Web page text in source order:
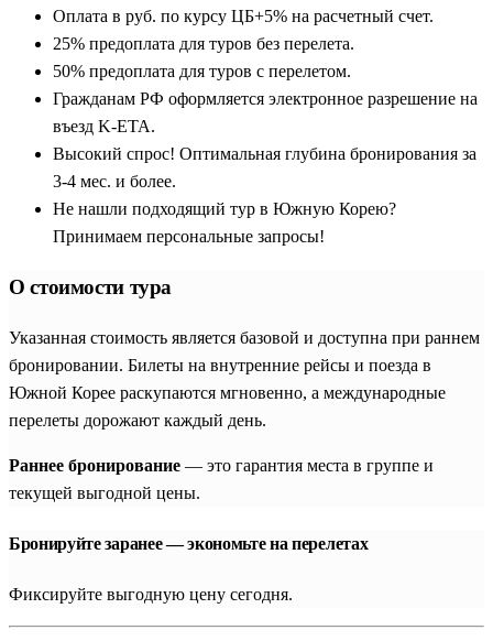
Оплата в руб. по курсу ЦБ+5% на расчетный счет.
25% предоплата для туров без перелета.
50% предоплата для туров с перелетом.
Гражданам РФ оформляется электронное разрешение на
въезд K-ETA.
Высокий спрос! Оптимальная глубина бронирования за
3-4 мес. и более.
Не нашли подходящий тур в Южную Корею?
Принимаем персональные запросы!
О стоимости тура
Указанная стоимость является базовой и доступна при раннем
бронировании. Билеты на внутренние рейсы и поезда в
Южной Корее раскупаются мгновенно, а международные
перелеты дорожают каждый день.
Раннее бронирование — это гарантия места в группе и
текущей выгодной цены.
Бронируйте заранее — экономьте на перелетах
Фиксируйте выгодную цену сегодня.